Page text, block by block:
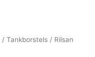
/ Tankborstels / Rilsan